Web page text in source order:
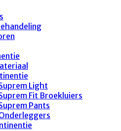
Light
Fit Broekluiers
Pants